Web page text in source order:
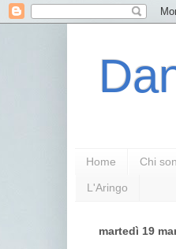
Home Chi
L'Aringo
martedì 19